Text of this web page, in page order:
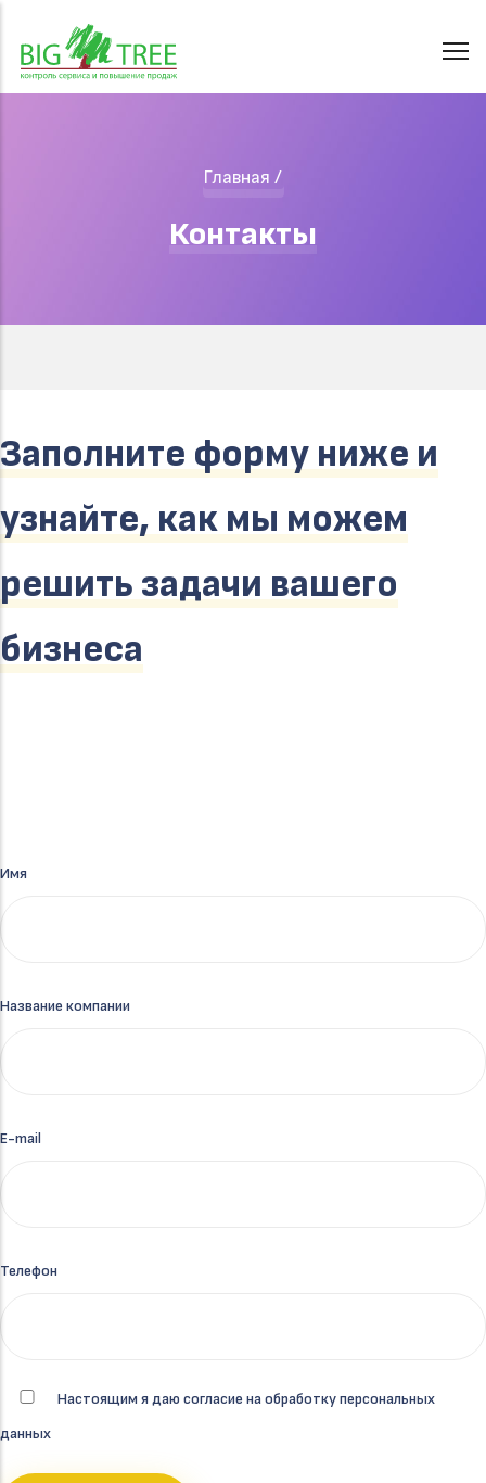
основному
Строка
Главная /
Контакты
Заполните форму ниже и
узнайте, как мы можем
решить задачи вашего
бизнеса
Имя
Название компании
E-mail
Телефон
Настоящим я даю согласие на обработку персональных
данных